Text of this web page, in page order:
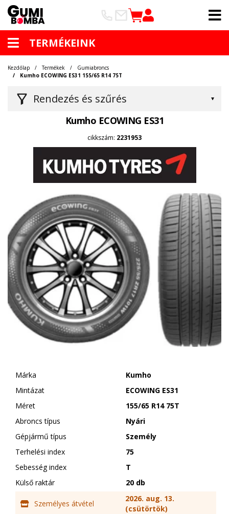
TERMÉKEINK
Rendezés és szűrés
Kezdőlap Termékek
Gumiabroncs
Kumho ECOWING ES31 155/65 R14 75T
Kumho ECOWING ES31
cikkszám: 2231953
Márka
Kumho
Mintázat
ECOWING ES31
Méret
155/65 R14 75T
Abroncs típus
Nyári
Gépjármű típus
Személy
Terhelési index
75
Sebesség index
T
Külső raktár
20 db
Személyes átvétel
2026. aug. 13.
(csütörtök)